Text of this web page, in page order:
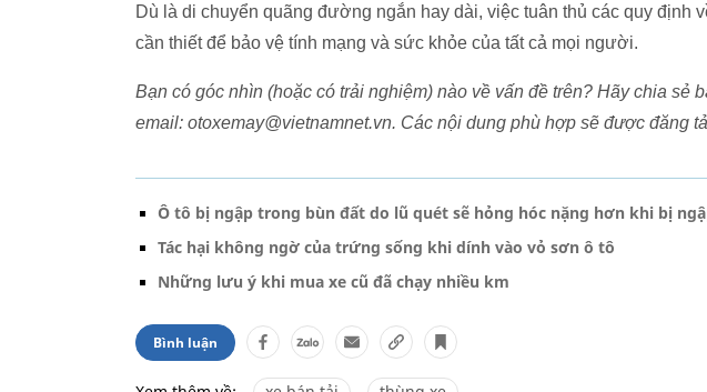
Dù là di chuyển quãng đường ngắn hay dài, việc tuân thủ các quy định
cần thiết để bảo vệ tính mạng và sức khỏe của tất cả mọi người.
Bạn có góc nhìn (hoặc có trải nghiệm) nào về vấn đề trên? Hãy chia sẻ
email: otoxemay@vietnamnet.vn. Các nội dung phù hợp sẽ được đăng
Ô tô bị ngập trong bùn đất do lũ quét sẽ hỏng hóc nặng hơn khi bị
Tác hại không ngờ của trứng sống khi dính vào vỏ sơn ô tô
Những lưu ý khi mua xe cũ đã chạy nhiều km
Bình luận